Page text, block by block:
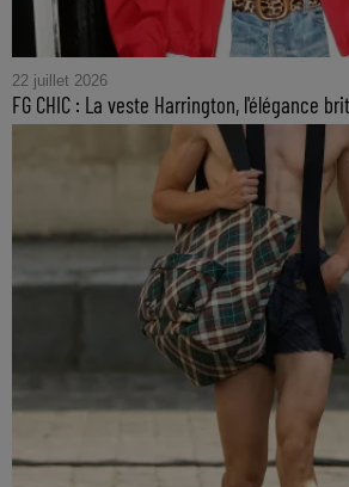
22 juillet 2026
FG CHIC : La veste Harrington, l'élégance